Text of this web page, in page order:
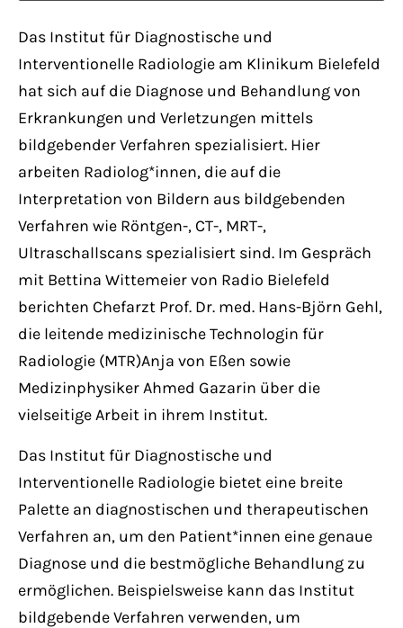
+44 1234 567 890
info@yourdomain.com
About us
Lorem ipsum dolor sit amet, consectetuer
adipiscing elit.
Aenean commodo ligula eget dolor. Aenean
massa. Cum sociis natoque penatibus et
magnis dis parturient montes, nascetur
ridiculus mus. Donec quam felis, ultricies
nec.
Das Institut für Diagnostische und
Interventionelle Radiologie am Klinikum Bielefeld
hat sich auf die Diagnose und Behandlung von
Erkrankungen und Verletzungen mittels
bildgebender Verfahren spezialisiert. Hier
arbeiten Radiolog*innen, die auf die
Interpretation von Bildern aus bildgebenden
Verfahren wie Röntgen-, CT-, MRT-,
Ultraschallscans spezialisiert sind. Im Gespräch
mit Bettina Wittemeier von Radio Bielefeld
berichten Chefarzt Prof. Dr. med. Hans-Björn Gehl,
die leitende medizinische Technologin für
Radiologie (MTR)Anja von Eßen sowie
Medizinphysiker Ahmed Gazarin über die
vielseitige Arbeit in ihrem Institut.
Das Institut für Diagnostische und
Interventionelle Radiologie bietet eine breite
Palette an diagnostischen und therapeutischen
Verfahren an, um den Patient*innen eine genaue
Diagnose und die bestmögliche Behandlung zu
ermöglichen. Beispielsweise kann das Institut
bildgebende Verfahren verwenden, um